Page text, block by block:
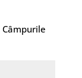
Câmpurile